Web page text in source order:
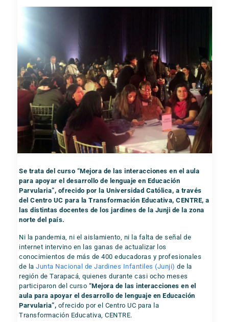
Se trata del curso “Mejora de las interacciones en el aula
para apoyar el desarrollo de lenguaje en Educación
Parvularia”, ofrecido por la Universidad Católica, a través
del Centro UC para la Transformación Educativa, CENTRE, a
las distintas docentes de los jardines de la Junji de la zona
norte del país.
Ni la pandemia, ni el aislamiento, ni la falta de señal de
internet intervino en las ganas de actualizar los
conocimientos de más de 400 educadoras y profesionales
de laJunta Nacional de Jardines Infantiles (Junji) de la
región de Tarapacá, quienes durante casi ocho meses
participaron del curso “Mejora de las interacciones en el
aula para apoyar el desarrollo de lenguaje en Educación
Parvularia”, ofrecido por el Centro UC para la
Transformación Educativa, CENTRE.